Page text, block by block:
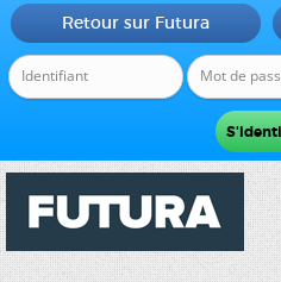
Retour sur Futura